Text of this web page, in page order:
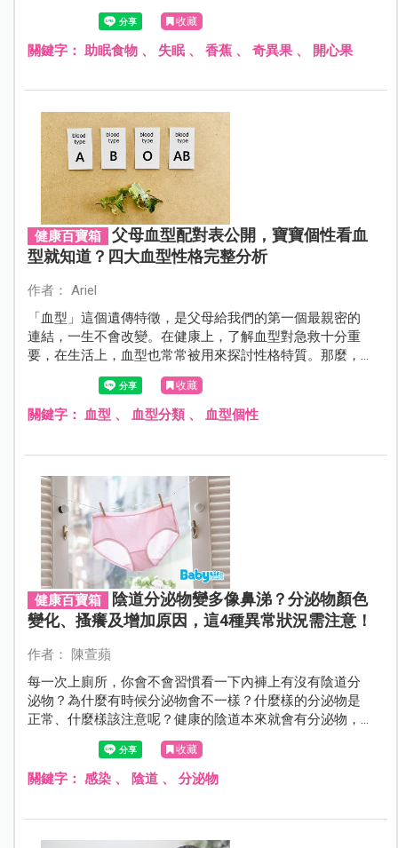
酸成分等食物，均有助於放鬆和入睡。然而，若要進行評
比，以下6 種「助眠食物」，能讓你睡得更好，一覺到天
亮！
收藏
關鍵字： 助眠食物、 失眠、 香蕉、 奇異果、 開心果
健康百寶箱
父母血型配對表公開，寶寶個性看血
型就知道？四大血型性格完整分析
作者： Ariel
「血型」這個遺傳特徵，是父母給我們的第一個最親密的
連結，一生不會改變。在健康上，了解血型對急救十分重
要，在生活上，血型也常常被用來探討性格特質。那麼，
血型究竟是什麼？血型可以分為哪幾種？不同血型會生出
什麼血型的下一代，血型在個性上又有什麼差異呢？
收藏
關鍵字： 血型 、 血型分類、 血型個性
健康百寶箱
陰道分泌物變多像鼻涕？分泌物顏色
變化、搔癢及增加原因，這4種異常狀況需注意！
作者： 陳萱蘋
每一次上廁所，你會不會習慣看一下內褲上有沒有陰道分
泌物？為什麼有時候分泌物會不一樣？什麼樣的分泌物是
正常、什麼樣該注意呢？健康的陰道本來就會有分泌物，
來看看你對陰道分泌物了解有多少，還有生活魔法家教你
小褲褲該怎麼洗最乾淨！收藏
關鍵字： 感染、 陰道、 分泌物